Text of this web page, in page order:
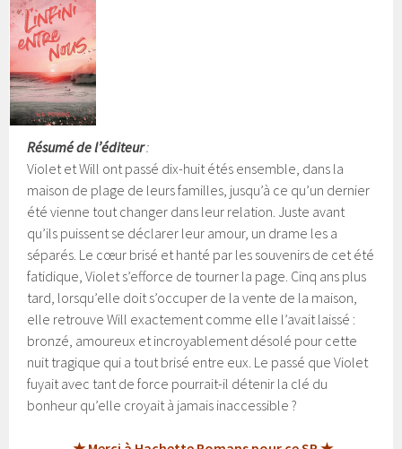
Résumé de l’éditeur:
Violet et Will ont passé dix-huit étés ensemble, dans la
maison de plage de leurs familles, jusqu’à ce qu’un dernier
été vienne tout changer dans leur relation. Juste avant
qu’ils puissent se déclarer leur amour, un drame les a
séparés. Le cœur brisé et hanté par les souvenirs de cet été
fatidique, Violet s’efforce de tourner la page. Cinq ans plus
tard, lorsqu’elle doit s’occuper de la vente de la maison,
elle retrouve Will exactement comme elle l’avait laissé :
bronzé, amoureux et incroyablement désolé pour cette
nuit tragique qui a tout brisé entre eux. Le passé que Violet
fuyait avec tant de force pourrait-il détenir la clé du
bonheur qu’elle croyait à jamais inaccessible ?